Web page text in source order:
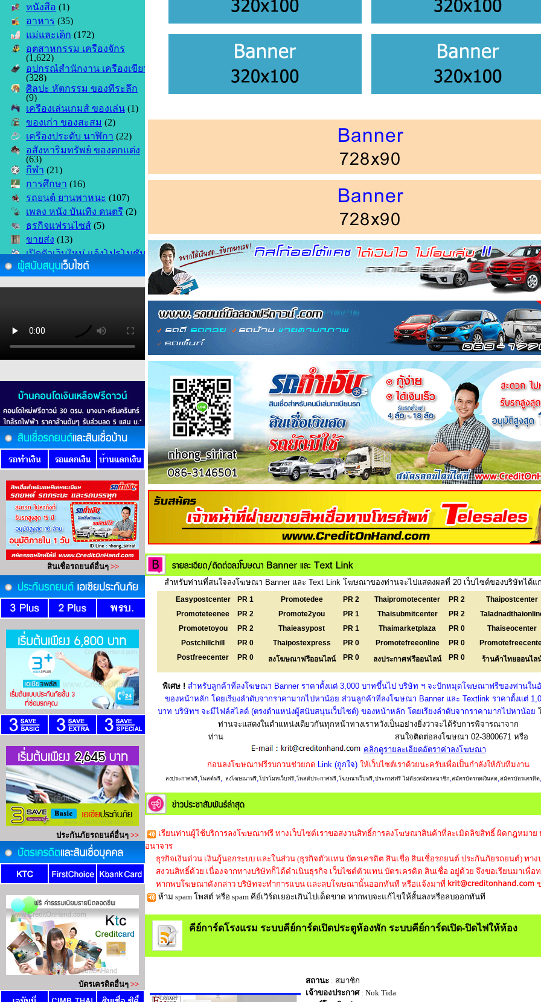
สำหรับท่านที่สนใจลงโฆษณา Banner และ Text Link โฆษณาของท่านจะไปแสดงผลที่ 20 เว็บไซต์ของบริษัทได้แ
Easypostcenter
PR 1
Promoteteenee
PR 2
Promotetoyou
PR 2
Postchillchill
PR 0
Postfreecenter
PR 0
Promotedee
PR 2
Promote2you
PR 1
Thaieasypost
PR 1
Thaipostexpress
PR 0
ลงโฆษณาฟรีออนไลน์
PR 0
Thaipromotecenter
PR 2
Thaisubmitcenter
PR 2
Thaimarketplaza
PR 0
Promotefreeonline
PR 0
ลงประกาศฟรีออนไลน์
PR 0
Thaipostcenter
Thaiseocenter
ร้านค้าไทยออนไล
พิเศษ ! สำหรับลูกค้าที่ลงโฆษณา Banner ราคาตั้งแต่ 3,000 บาทขึ้นไป บริษัท ฯ จะปักหมุดโฆษณาฟรีของท่านใน
ของหน้าหลัก โดยเรียงลำดับจากราคามากไปหาน้อย ส่วนลูกค้าที่ลงโฆษณา Banner และ Textlink ราคาตั้งแต่
บาท บริษัทฯ จะมีไฟล์สไลด์ (ตรงตำแหน่งผู้สนับสนุนเว็บไซต์) ของหน้าหลัก โดยเรียงลำดับจากราคามากไปหาน้อย
ท่านจะแสดงในตำแหน่งเดียวกันทุกหน้าทางเราหวังเป็นอย่างยิ่งว่าจะได้รับการพิจารณาจาก
ท่าน
สนใจติดต่อลงโฆษณา 02-3800671 หรือ
คลิกดูรายละเอียดอัตราค่าลงโฆษณา
ก่อนลงโฆษณาฟรีรบกวนช่วยกด Link (ถูกใจ) ให้เว็บไซต์เราด้วยนะครับเพื่อเป็นกำลังให้กับทีมงาน
ลงประกาศฟรี,โพสต์ฟรี, ลงโฆษณาฟรี,โปรโมทเว็บฟรี,โพสต์ประกาศฟรี,โฆษณาเว็บฟรี,ประกาศฟรี ไม่ต้องสมัครสมาชิก,สมัครบัตรกดเงินสด,สมัครบัตรเครดิต
เรียนท่านผู้ใช้บริการลงโฆษณาฟรี ทางเว็บไซต์เราขอสงวนสิทธิ์การลงโฆษณาสินค้าที่ละเมิดลิขสิทธิ์ ผิดกฎหมาย
อนาจาร
ธุรกิจเงินด่วน เงินกู้นอกระบบ และในส่วน (ธุรกิจตัวแทน บัตรเครดิต สินเชื่อ สินเชื่อรถยนต์ ประกันภัยรถยนต์) ทา
สงวนสิทธิ์ด้วย เนื่องจากทางบริษัทก็ได้ดำเนินธุรกิจ เว็บไซต์ตัวแทน บัตรเครดิต สินเชื่อ อยู่ด้วย จึงขอเรียนมาเพื่อ
หากพบโฆษณาดังกล่าว บริษัทจะทำการแบน และลบโฆษณานั้นออกทันที หรือแจ้งมาที่
ห้าม spam โพสต์ หรือ spam คีย์เวิร์ดเยอะเกินไปเด็ดขาด หากพบจะแก้ไขให้สั้นลงหรือลบออกทันที
คีย์การ์ดโรงแรม ระบบคีย์การ์ดเปิดประตูห้องพัก ระบบคีย์การ์ดเปิด-ปิดไฟให้ห้อง
สถานะ : สมาชิก
เจ้าของประกาศ: Nok Tida